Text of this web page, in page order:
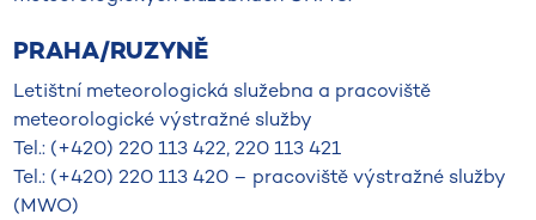
PRAHA/RUZYNĚ
Letištní meteorologická služebna a pracoviště
meteorologické výstražné služby
Tel.: (+420) 220 113 422, 220 113 421
Tel.: (+420) 220 113 420 – pracoviště výstražné služby
(MWO)